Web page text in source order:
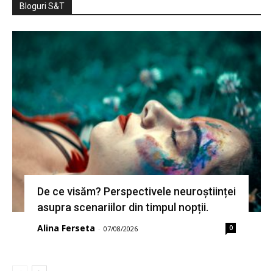
Bloguri S&T
De ce visăm? Perspectivele neuroștiinței
asupra scenariilor din timpul nopții.
Alina Ferseta - 07/08/2026 0